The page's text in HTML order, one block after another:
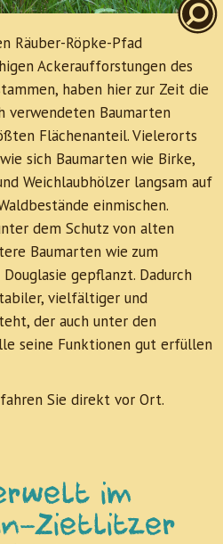
Räuber-Röpke-Pfad
Ackeraufforstungen des
haben hier zur Zeit die
verwendeten Baumarten
Flächenanteil. Vielerorts
sich Baumarten wie Birke,
Weichlaubhölzer langsam auf
einmischen.
dem Schutz von alten
Baumarten wie zum
gepflanzt. Dadurch
vielfältiger und
der auch unter den
seine Funktionen gut erfüllen
Sie direkt vor Ort.
im
Zietlitzer